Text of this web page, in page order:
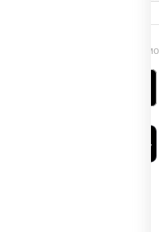
Установи